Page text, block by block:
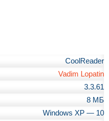
CoolReader
Vadim Lopatin
3.3.61
8 МБ
Windows XP — 10